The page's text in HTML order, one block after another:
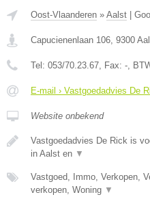
Oost-Vlaanderen » Aalst
Capucienenlaan 106 9300
Tel: 053/70.23.67 , Fax: - ,
E-mail › Vastgoedadvies De
Website onbekend
Vastgoedadvies De Rick is
in Aalst en ▼
Vastgoed, Immo, Verkopen,
verkopen, Woning ▼